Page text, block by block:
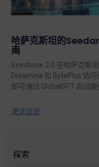
哈萨克斯坦的
南
Seedance 2.0 在哈萨克斯
Dreamina 和 BytePlus 访
即可通过 GlobalGPT 启动服
更多信息
探索